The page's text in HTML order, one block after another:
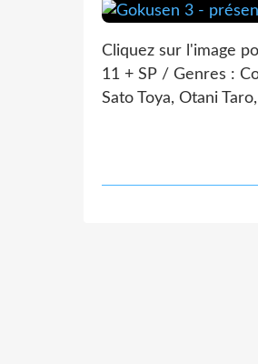
Cliquez sur l'image
11 + SP / Genres :
Sato Toya, Otani